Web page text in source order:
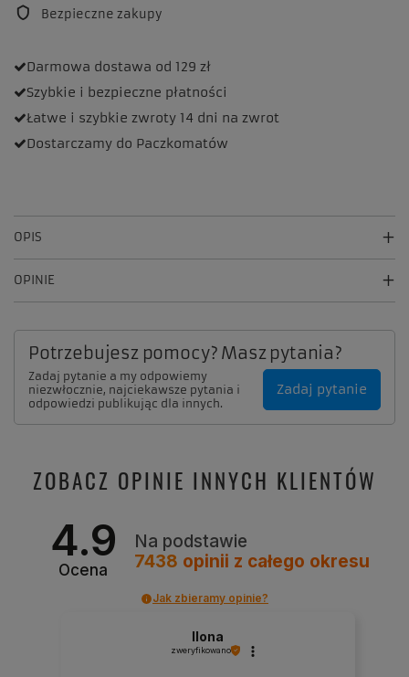
Bezpieczne zakupy
Darmowa dostawa od 129 zł
Szybkie i bezpieczne płatności
Łatwe i szybkie zwroty 14 dni na zwrot
Dostarczamy do Paczkomatów
OPIS
OPINIE
Potrzebujesz pomocy? Masz pytania?
Zadaj pytanie a my odpowiemy
niezwłocznie, najciekawsze pytania i
odpowiedzi publikując dla innych.
Zadaj pytanie
ZOBACZ OPINIE INNYCH KLIENTÓW
4.9
Ocena
Na podstawie
7438 opinii z całego okresu
Jak zbieramy opinie?
Ilona
zweryfikowano